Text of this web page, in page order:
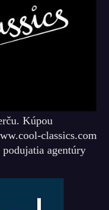
Kúpou
classics.com
agentúry